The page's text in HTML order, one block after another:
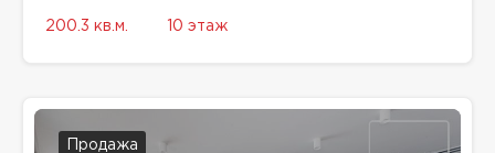
200.3 кв.м. 10 этаж
Продажа